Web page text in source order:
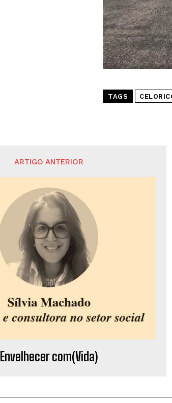
TAGS
ARTIGO ANTERIOR
Envelhecer com(Vida)